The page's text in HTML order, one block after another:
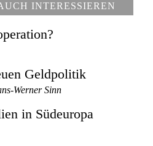
INTERESSIEREN
Geldpolitik
Werner Sinn
in Südeuropa